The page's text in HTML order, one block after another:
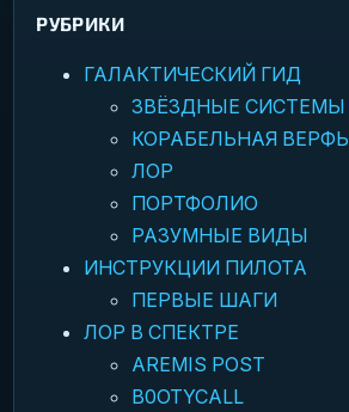
РУБРИКИ
ГАЛАКТИЧЕСКИЙ ГИД
ЗВЁЗДНЫЕ СИСТЕМЫ
КОРАБЕЛЬНАЯ ВЕРФЬ
ЛОР
ПОРТФОЛИО
РАЗУМНЫЕ ВИДЫ
ИНСТРУКЦИИ ПИЛОТА
ПЕРВЫЕ ШАГИ
ЛОР В СПЕКТРЕ
AREMIS POST
B0OTYCALL